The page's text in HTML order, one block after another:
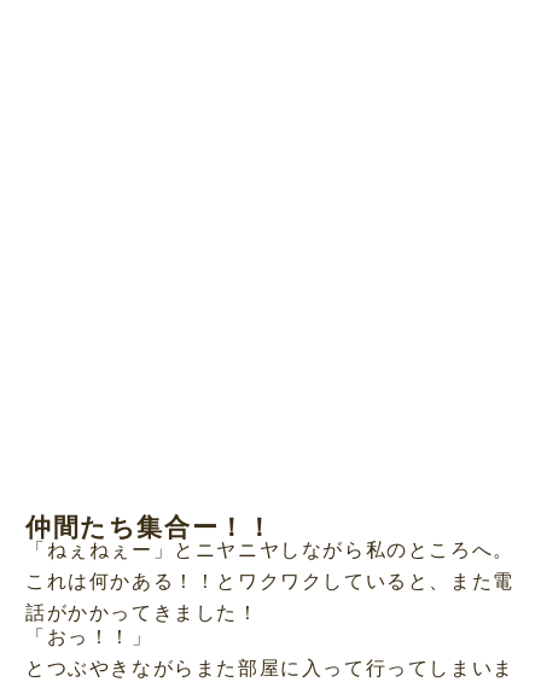
仲間たち集合ー！！
「ねぇねぇー」とニヤニヤしながら私のところへ。
これは何かある！！とワクワクしていると、また電
話がかかってきました！
「おっ！！」
とつぶやきながらまた部屋に入って行ってしまいま